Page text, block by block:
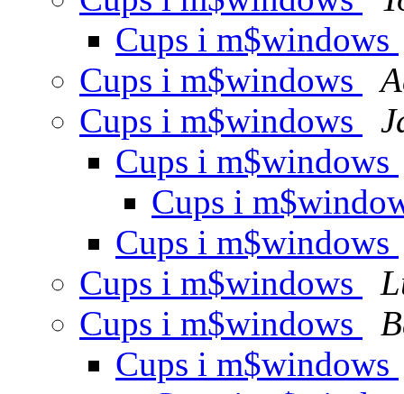
Cups i m$windows
Cups i m$windows
Cups i m$windows
Cups i m$windows
Cups i
Cups i m$windows
Cups i m$windows
Cups i m$windows
Cups i m$windows